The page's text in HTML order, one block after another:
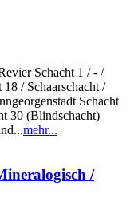
Schacht 1 / - /
/ Schaarschacht /
Schacht
30 (Blindschacht)
mehr...
/